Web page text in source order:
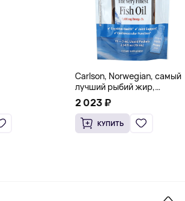
Carlson, Norwegian, самый
лучший рыбий жир,
натуральный лимон, 15
пакетиков (5 мл) каждый
2 023 ₽
КУПИТЬ